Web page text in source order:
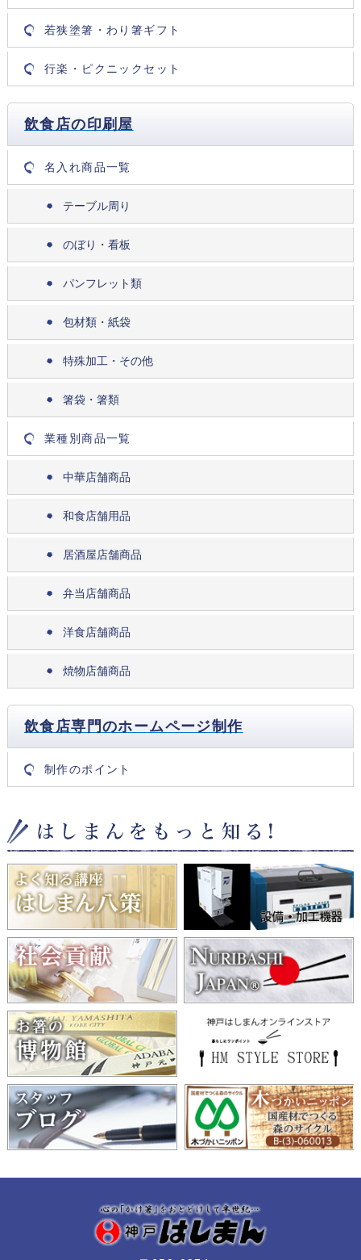
若狭塗箸・わり箸ギフト
行楽・ピクニックセット
飲食店の印刷屋
名入れ商品一覧
テーブル周り
のぼり・看板
パンフレット類
包材類・紙袋
特殊加工・その他
箸袋・箸類
業種別商品一覧
中華店舗商品
和食店舗用品
居酒屋店舗商品
弁当店舗商品
洋食店舗商品
焼物店舗商品
飲食店専門のホームページ制作
制作のポイント